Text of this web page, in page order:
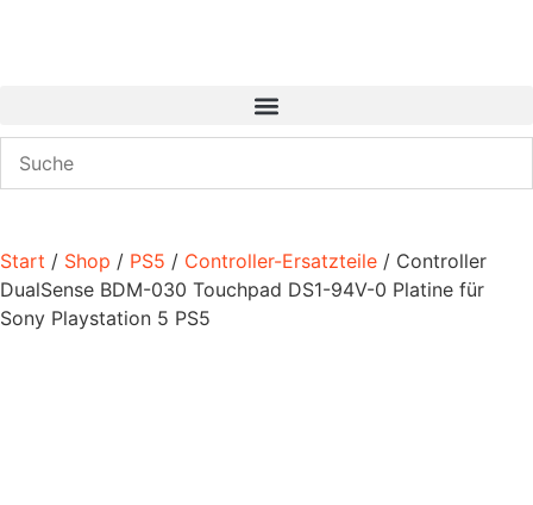
Start / Shop / PS5 / Controller-Ersatzteile / Controller
DualSense BDM-030 Touchpad DS1-94V-0 Platine für
Sony Playstation 5 PS5